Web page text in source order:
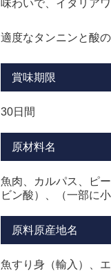
味わいで、イタリア
適度なタンニンと酸
賞味期限
30日間
原材料名
魚肉、カルパス、ピ
ビン酸）、（一部に
原料原産地名
魚すり身（輸入）、エ